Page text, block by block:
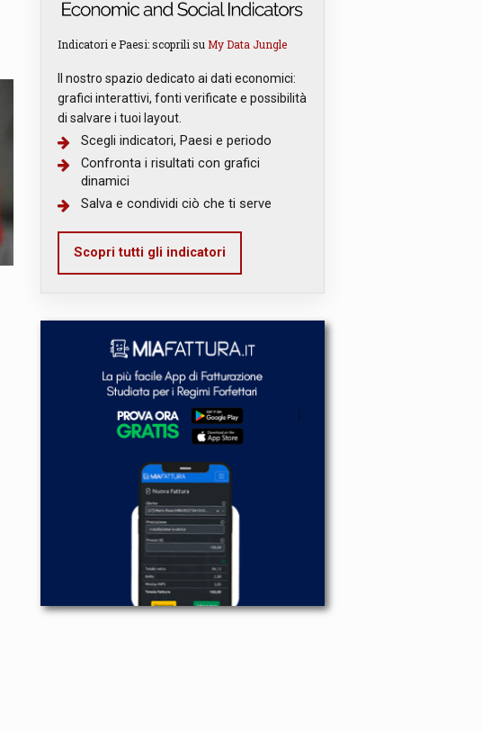
Indicatori e Paesi: scoprili su My Data Jungle
Il nostro spazio dedicato ai dati economici:
grafici interattivi, fonti verificate e possibilità
di salvare i tuoi layout.
Scegli indicatori, Paesi e periodo
Confronta i risultati con grafici
dinamici
Salva e condividi ciò che ti serve
Scopri tutti gli indicatori